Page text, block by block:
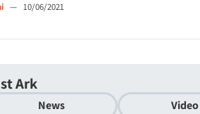
— 10/06/2021
Ark
News Video